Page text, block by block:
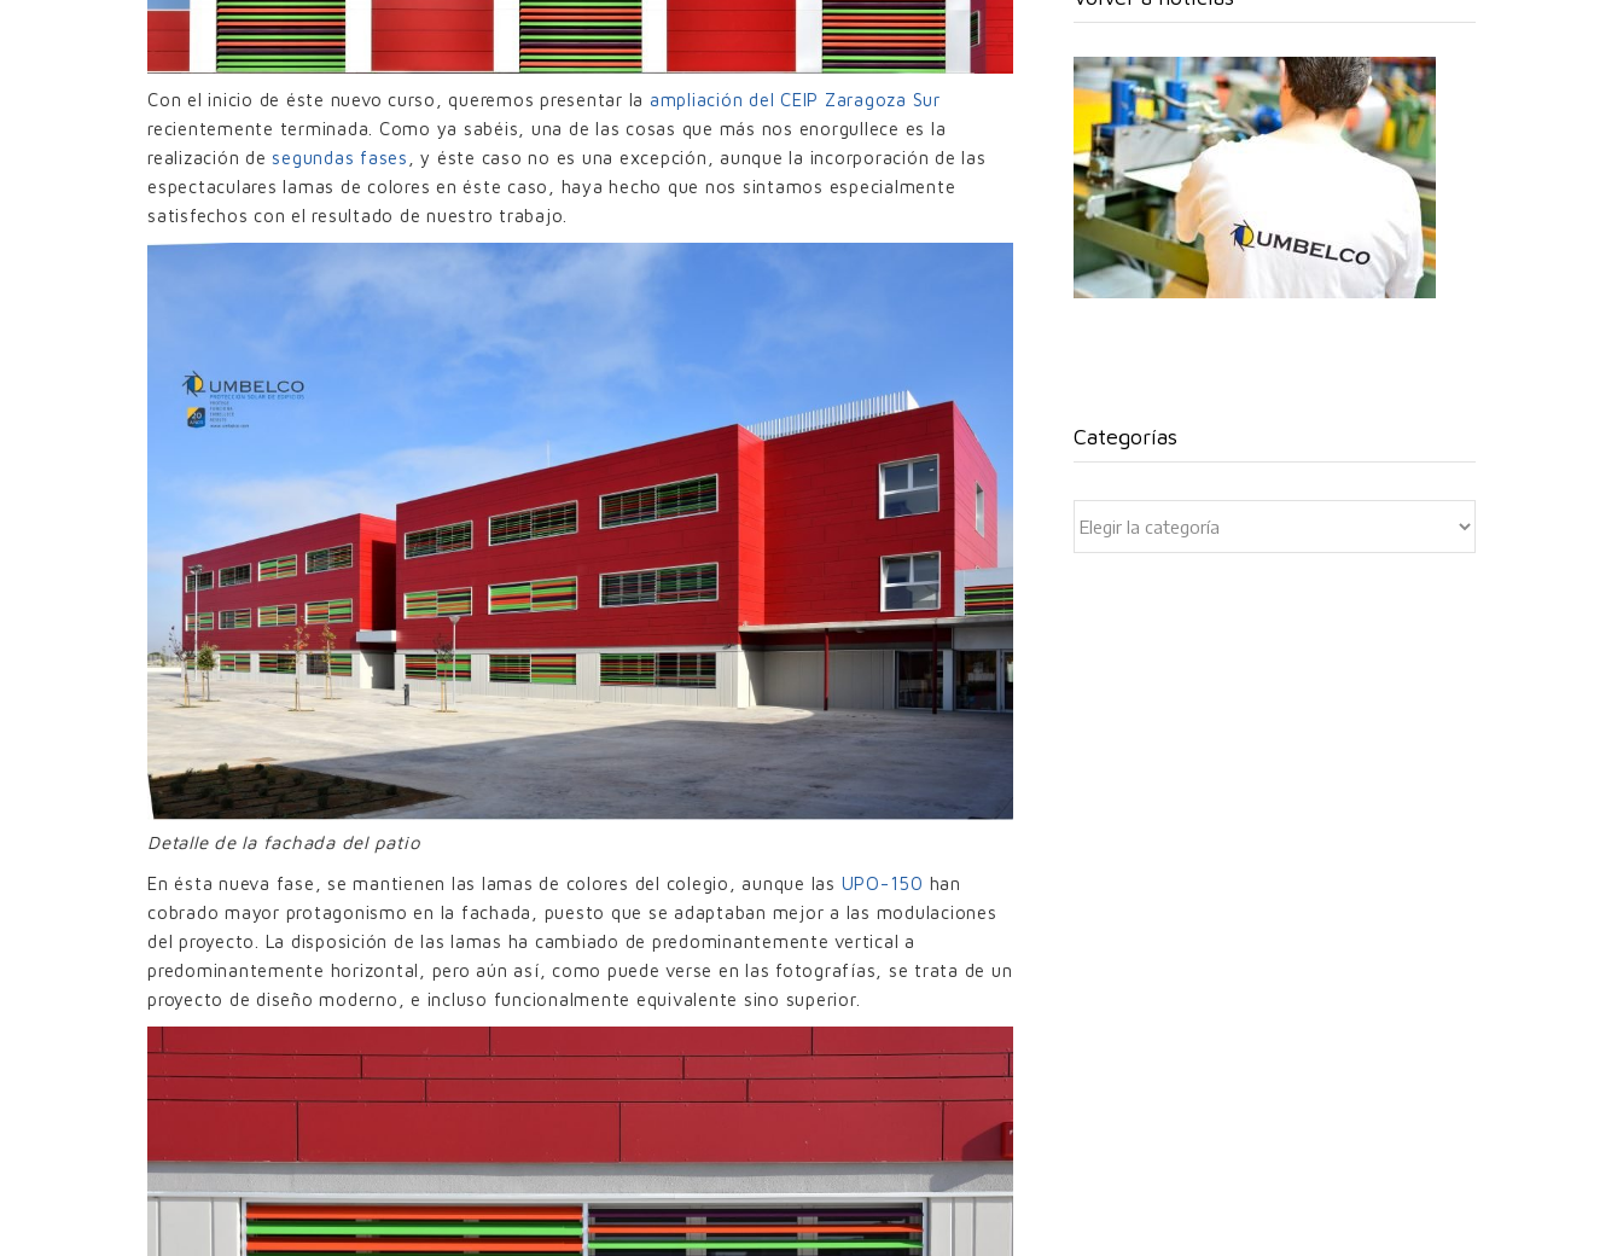
Con el inicio de éste nuevo curso, queremos presentar la ampliación del CEIP Zaragoza Sur
recientemente terminada. Como ya sabéis, una de las cosas que más nos enorgullece es la
realización desegundas fases
, y éste caso no es una excepción, aunque la incorporación de las
espectaculares lamas de colores en éste caso, haya hecho que nos sintamos especialmente
satisfechos con el resultado de nuestro trabajo.
Detalle de la fachada del patio
En ésta nueva fase, se mantienen las lamas de colores del colegio, aunque las UPO-150 han
cobrado mayor protagonismo en la fachada, puesto que se adaptaban mejor a las modulaciones
del proyecto. La disposición de las lamas ha cambiado de predominantemente vertical a
predominantemente horizontal, pero aún así, como puede verse en las fotografías, se trata de un
proyecto de diseño moderno, e incluso funcionalmente equivalente sino superior.
Categorías